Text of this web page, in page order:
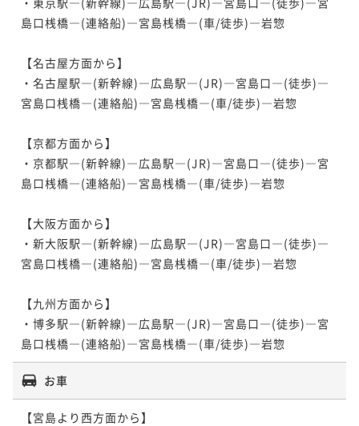
島口桟橋―(連絡船)―宮島桟橋―(車/徒歩)―岩惣
【名古屋方面から】
・名古屋駅―(新幹線)―広島駅―(JR)―宮島口―(徒歩)―
宮島口桟橋―(連絡船)―宮島桟橋―(車/徒歩)―岩惣
【京都方面から】
・京都駅―(新幹線)―広島駅―(JR)―宮島口―(徒歩)―宮
島口桟橋―(連絡船)―宮島桟橋―(車/徒歩)―岩惣
【大阪方面から】
・新大阪駅―(新幹線)―広島駅―(JR)―宮島口―(徒歩)―
宮島口桟橋―(連絡船)―宮島桟橋―(車/徒歩)―岩惣
【九州方面から】
・博多駅―(新幹線)―広島駅―(JR)―宮島口―(徒歩)―宮
お車
【宮島より西方面から】